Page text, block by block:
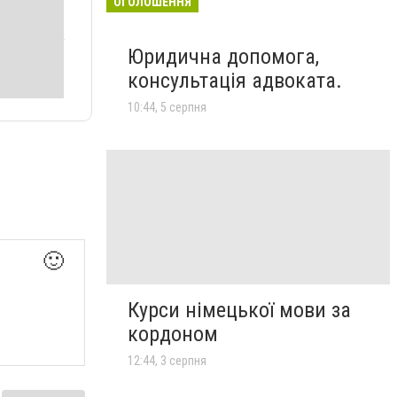
🙂
Юридична допомога,
консультація адвоката.
10:44, 5 серпня
Курси німецької мови за
кордоном
12:44, 3 серпня